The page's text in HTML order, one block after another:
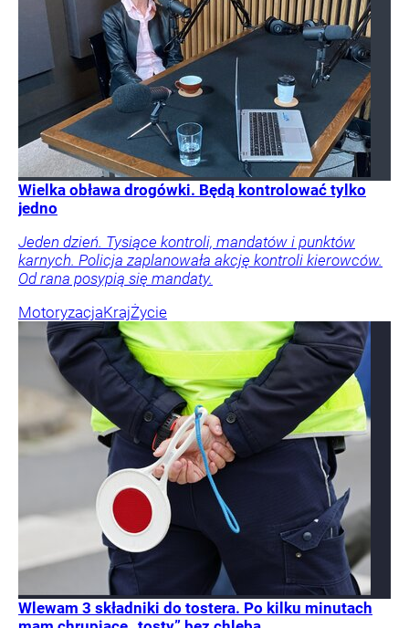
Wielka obława drogówki. Będą kontrolować tylko
jedno
Jeden dzień. Tysiące kontroli, mandatów i punktów
karnych. Policja zaplanowała akcję kontroli kierowców.
Od rana posypią się mandaty.
MotoryzacjaKrajŻycie
Wlewam 3 składniki do tostera. Po kilku minutach